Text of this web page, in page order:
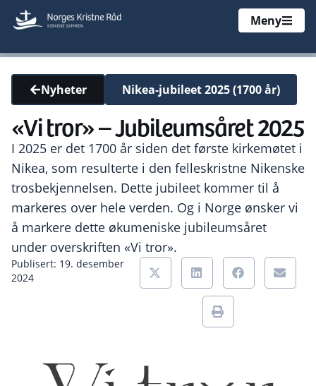
Meny
Nyheter Nikea-jubileet 2025 (1700 år)
«Vi tror» – Jubileumsåret 2025
I 2025 er det 1700 år siden det første kirkemøtet i
Nikea, som resulterte i den felleskristne Nikenske
trosbekjennelsen. Dette jubileet kommer til å
markeres over hele verden. Og i Norge ønsker vi
å markere dette økumeniske jubileumsåret
under overskriften «Vi tror».
Publisert: 19. desember
2024